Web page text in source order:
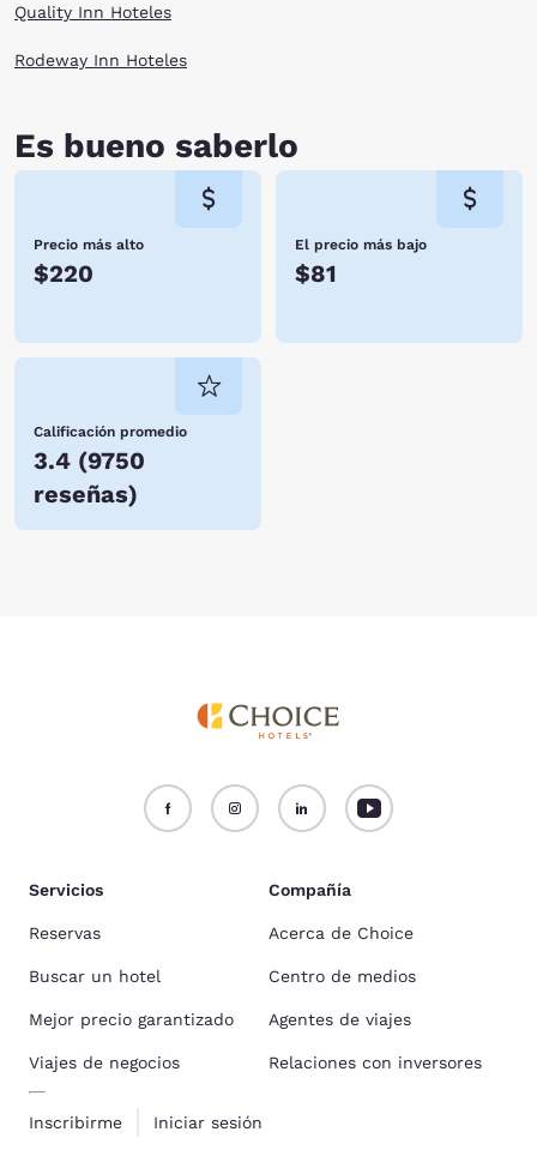
Quality Inn Hoteles
Rodeway Inn Hoteles
Es bueno saberlo
Precio más alto
$220
El precio más bajo
$81
Calificación promedio
3.4 (9750
reseñas)
Servicios
Reservas
Buscar un hotel
Mejor precio garantizado
Viajes de negocios
Inscribirme Iniciar sesión
Compañía
Acerca de Choice
Centro de medios
Agentes de viajes
Relaciones con inversores